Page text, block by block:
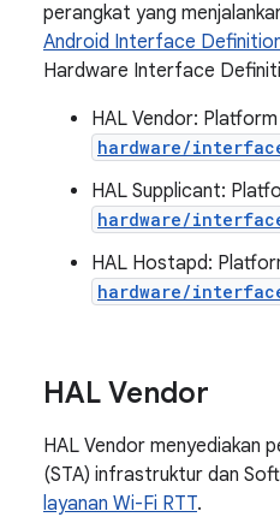
perangkat yang
Android Interface
Hardware Interface
HAL Vendor:
hardware/
HAL Supplicant:
hardware/
HAL Hostapd:
hardware/
HAL Vendor
HAL Vendor menyediakan
(STA) infrastruktur dan
layanan Wi-Fi RTT.